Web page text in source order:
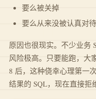
要么被关掉
要么从来没被认真对待
原因也很现实。不少业务
风险极高。只要能跑，大
8 后，这种侥幸心理第一
结果的 SQL，现在直接拒